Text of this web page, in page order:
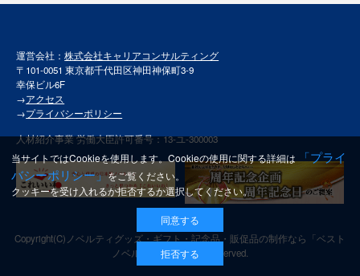
運営会社：株式会社キャリアコンサルティング
〒101-0051 東京都千代田区神田神保町3-9
幸保ビル6F
→アクセス
→プライバシーポリシー
人材紹介事業 労働大臣許可番号：13-ユ-300003
Copyright(C) ノベルティグッズ・ギフト・記念品・販促品の制作なら「ベスト
ノベルティ」All rights reserved.
当サイトではCookieを使用します。Cookieの使用に関する詳細は
「プライ
バシーポリシー」をご覧ください。
クッキーを受け入れるか拒否するか選択してください。
同意する
拒否する